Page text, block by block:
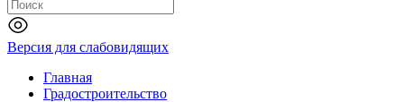
Версия для слабовидящих
Главная
Градостроительство